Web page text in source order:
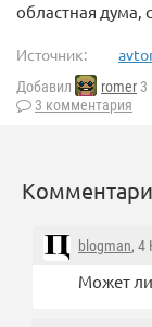
областная дума,
Источник:
Добавил romer 3
3 комментария
blogman, 4
Может